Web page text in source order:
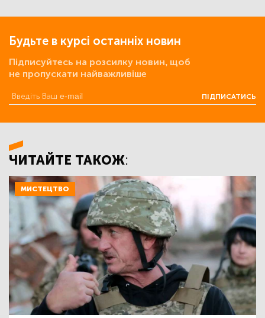
Будьте в курсі останніх новин
Підписуйтесь на розсилку новин, щоб
не пропускати найважливіше
ПІДПИСАТИСЬ
ЧИТАЙТЕ ТАКОЖ:
МИСТЕЦТВО